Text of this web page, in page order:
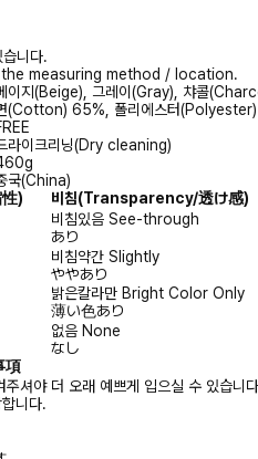
니다.
measuring method / location.
이지(Beige), 그레이(Gray), 챠콜
(Cotton) 65%, 폴리에스터
라이크리닝(Dry cleaning)
국(China)
) 비침(Transparency/透け感)
비침있음 See-through
あり
비침약간 Slightly
ややあり
밝은칼라만 Bright Color Only
薄い色あり
없음 None
なし
項
셔야 더 오래 예쁘게 입으실 수 있습니
니다.